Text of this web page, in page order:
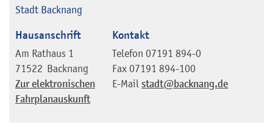
Stadt Backnang
Hausanschrift
Am Rathaus 1
71522 Backnang
Zur elektronischen
Fahrplanauskunft
Kontakt
Telefon 07191 894-0
Fax 07191 894-100
E-Mail stadt@backnang.de